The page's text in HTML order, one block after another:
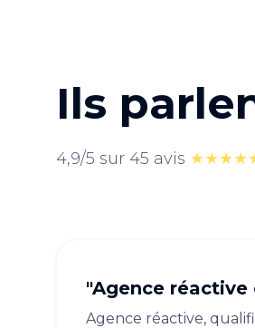
Ils
4,9/5 sur 45 avis
"Agence
Agence réactive,